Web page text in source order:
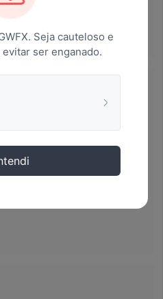
incluindo Goldenway
Seja cauteloso e
ser enganado.